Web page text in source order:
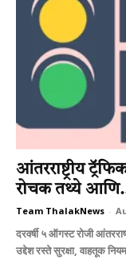
आंतरराष्ट्रीय
रोचक तथ्ये
Team ThalakNews -
दरवर्षी ५ ऑगस्ट रोजी
उद्देश रस्ते सुरक्षा, वाहतूक